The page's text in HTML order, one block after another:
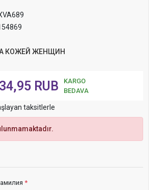
КОЖЕЙ ЖЕНЩИН
RUB
KARGO
BEDAVA
taksitlerle
*